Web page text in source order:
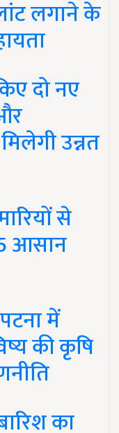
लगाने के
दो नए
उन्नत
से
आसान
में
की कृषि
का